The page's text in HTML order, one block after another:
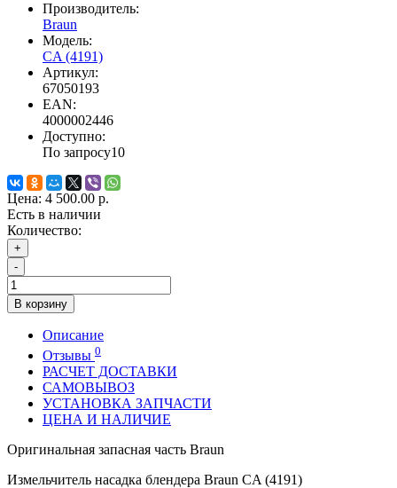
Производитель:
Braun
Модель:
CA (4191)
Артикул:
67050193
EAN:
4000002446
Доступно:
По запросу10
Цена: 4 500.00 р.
Есть в наличии
Количество:
+
-
В корзину
Описание
Отзывы 0
РАСЧЕТ ДОСТАВКИ
САМОВЫВОЗ
УСТАНОВКА ЗАПЧАСТИ
ЦЕНА И НАЛИЧИЕ
Оригинальная запасная часть Braun
Измельчитель насадка блендера Braun CA (4191)